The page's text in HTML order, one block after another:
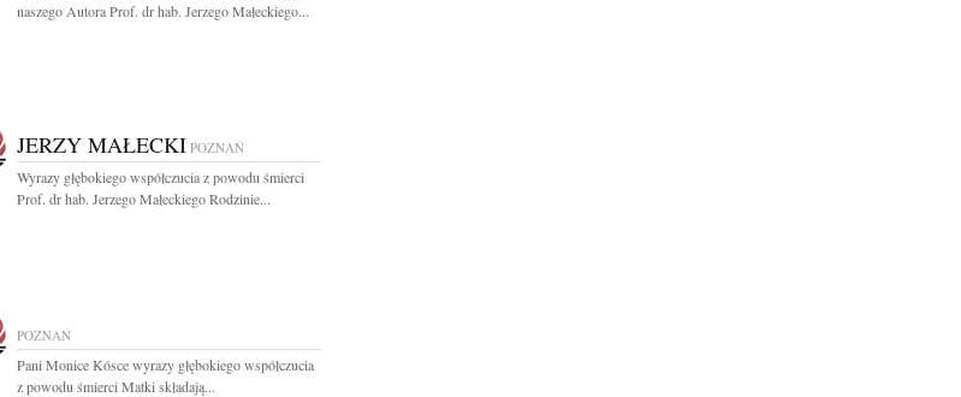
naszego Autora Prof. dr hab. Jerzego Małeckiego...
JERZY MAŁECKI POZNAŃ
Wyrazy głębokiego współczucia z powodu śmierci
Prof. dr hab. Jerzego Małeckiego Rodzinie...
POZNAŃ
Pani Monice Kósce wyrazy głębokiego współczucia
z powodu śmierci Matki składają...